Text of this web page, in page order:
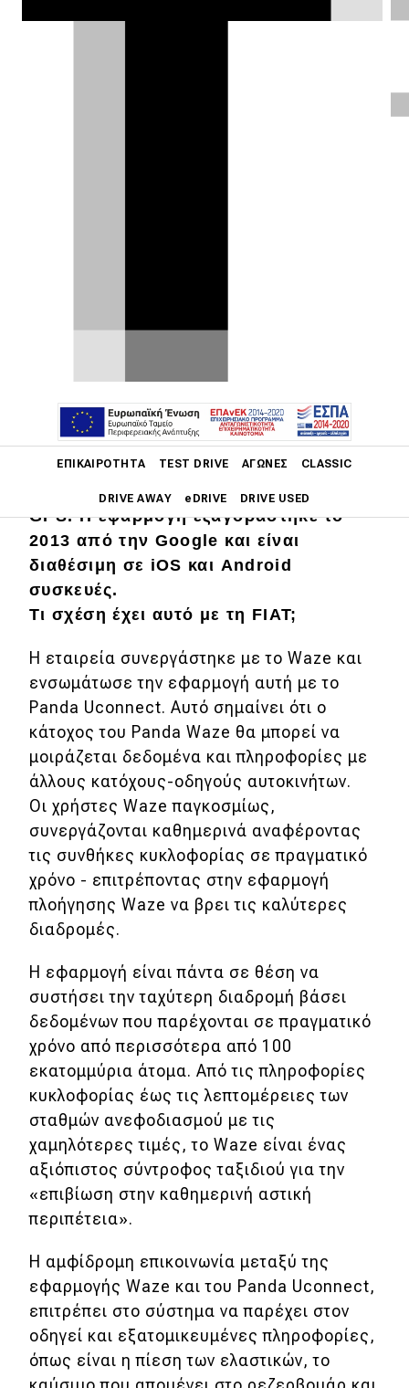
ΕΠΙΚΑΙΡΌΤΗΤΑ TEST DRIVE ΑΓΏΝΕΣ CLASSIC
DRIVE AWAY eDRIVE DRIVE USED
Main navigation
Επικαιρότητα
Νέα μοντέλα
Ελλάδα
Κόσμος
Τεχνολογία
Ασφάλεια
Αγορά
Απόψεις
Test Drive
Αποστολή
Συγκρίνουμε
Αγώνες
Formula 1
WRC
Motorsport
Eco
Νέα
Τεχνολογία
Το Waze είναι ένα λογισμικό
πλοήγησης, που λειτουργεί σε
smartphones και tablet με υποστήριξη
GPS. Η εφαρμογή εξαγοράστηκε το
2013 από την Google και είναι
διαθέσιμη σε iOS και Android
συσκευές.
Τι σχέση έχει αυτό με τη FΙΑΤ;
Η εταιρεία συνεργάστηκε με το Waze και
ενσωμάτωσε την εφαρμογή αυτή με το
Panda Uconnect. Αυτό σημαίνει ότι ο
κάτοχος του Panda Waze θα μπορεί να
μοιράζεται δεδομένα και πληροφορίες με
άλλους κατόχους-οδηγούς αυτοκινήτων.
Οι χρήστες Waze παγκοσμίως,
συνεργάζονται καθημερινά αναφέροντας
τις συνθήκες κυκλοφορίας σε πραγματικό
χρόνο - επιτρέποντας στην εφαρμογή
πλοήγησης Waze να βρει τις καλύτερες
διαδρομές.
Η εφαρμογή είναι πάντα σε θέση να
συστήσει την ταχύτερη διαδρομή βάσει
δεδομένων που παρέχονται σε πραγματικό
χρόνο από περισσότερα από 100
εκατομμύρια άτομα. Από τις πληροφορίες
κυκλοφορίας έως τις λεπτομέρειες των
σταθμών ανεφοδιασμού με τις
χαμηλότερες τιμές, το Waze είναι ένας
αξιόπιστος σύντροφος ταξιδιού για την
«επιβίωση στην καθημερινή αστική
περιπέτεια».
Η αμφίδρομη επικοινωνία μεταξύ της
εφαρμογής Waze και του Panda Uconnect,
επιτρέπει στο σύστημα να παρέχει στον
οδηγεί και εξατομικευμένες πληροφορίες,
όπως είναι η πίεση των ελαστικών, το